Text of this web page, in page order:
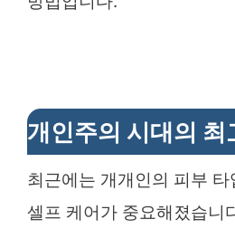
개인주의 시대의 최
최근에는 개개인의 피부
셀프 케어가 중요해졌습니